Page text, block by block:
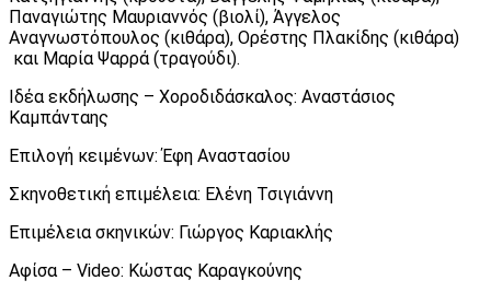
Παναγιώτης Μαυριαννός (βιολί), Άγγελος
Αναγνωστόπουλος (κιθάρα), Ορέστης Πλακίδης (κιθάρα)
και Μαρία Ψαρρά (τραγούδι).
Ιδέα εκδήλωσης – Χοροδιδάσκαλος: Αναστάσιος
Καμπάνταης
Επιλογή κειμένων: Έφη Αναστασίου
Σκηνοθετική επιμέλεια: Ελένη Τσιγιάννη
Επιμέλεια σκηνικών: Γιώργος Καριακλής
Αφίσα – Video: Κώστας Καραγκούνης